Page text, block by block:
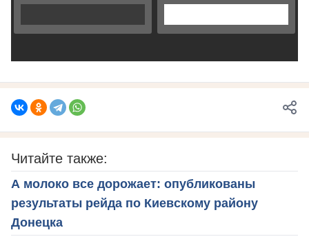
Читайте также:
А молоко все дорожает: опубликованы
результаты рейда по Киевскому району
Донецка